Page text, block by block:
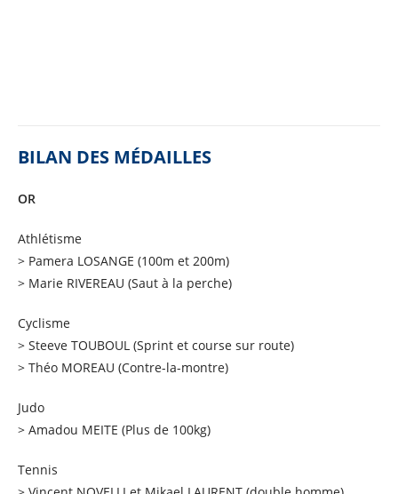
BILAN DES MÉDAILLES
OR
Athlétisme
> Pamera LOSANGE (100m et 200m)
> Marie RIVEREAU (Saut à la perche)
Cyclisme
> Steeve TOUBOUL (Sprint et course sur route)
> Théo MOREAU (Contre-la-montre)
Judo
> Amadou MEITE (Plus de 100kg)
Tennis